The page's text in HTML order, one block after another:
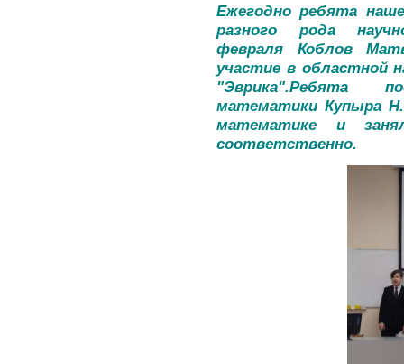
Ежегодно ребята
разного рода
февраля Коблов
участие в областной
"Эврика".Ребята
математики Купыра
математике и
соответственно.